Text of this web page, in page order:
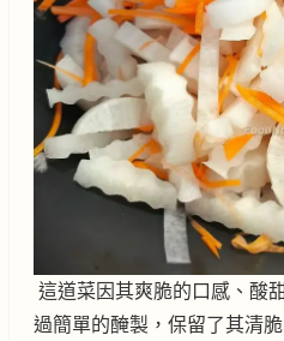
這道菜因其爽脆的口感、酸
過簡單的醃製，保留了其清